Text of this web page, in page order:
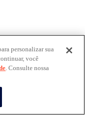
personalizar sua
você
. Consulte nossa